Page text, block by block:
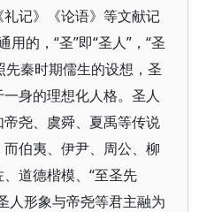
记》《论语》等文献记
用的，“圣”即“圣人”，“圣
先秦时期儒生的设想，圣
身的理想化人格。圣人
尧、虞舜、夏禹等传说
伯夷、伊尹、周公、柳
道德楷模、“至圣先
人形象与帝尧等君主融为